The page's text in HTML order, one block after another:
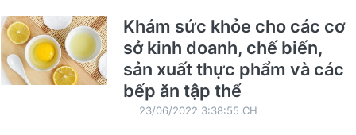
Khám sức khỏe cho các cơ
sở kinh doanh, chế biến,
sản xuất thực phẩm và các
bếp ăn tập thể
23/06/2022 3:38:55 CH